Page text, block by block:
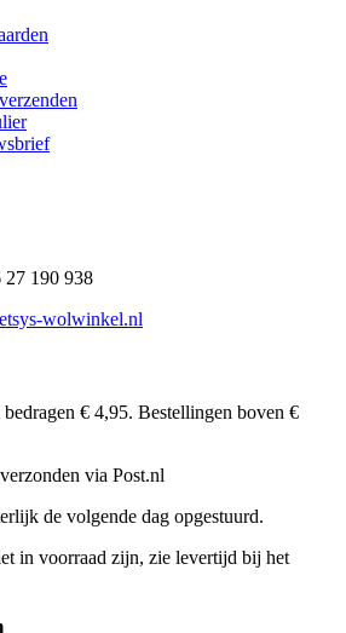
27 190 938
wolwinkel.nl
€ 4,95. Bestellingen boven €
via Post.nl
de volgende dag opgestuurd.
in voorraad zijn, zie levertijd bij het